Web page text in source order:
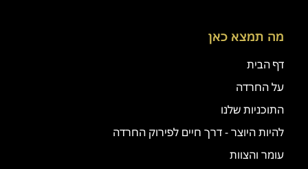
מה תמצא כאן
דף הבית
על החרדה
התוכניות שלנו
להיות היוצר - דרך חיים לפירוק החרדה
עומר והצוות